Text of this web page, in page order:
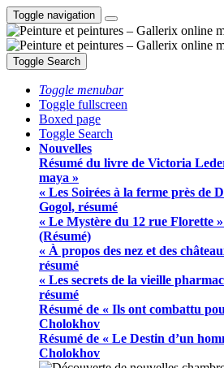
Toggle navigation
Toggle Search
Toggle menubar
Toggle fullscreen
Boxed page
Toggle Search
Nouvelles
Résumé du livre de Victoria
maya »
« Les Soirées à la ferme près de
Gogol, résumé
« Le Mystère du 12 rue Florette
(Résumé)
« À propos des nez et des
résumé
« Les secrets de la vieille
résumé
Résumé de « Ils ont combattu
Cholokhov
Résumé de « Le Destin d’un
Cholokhov